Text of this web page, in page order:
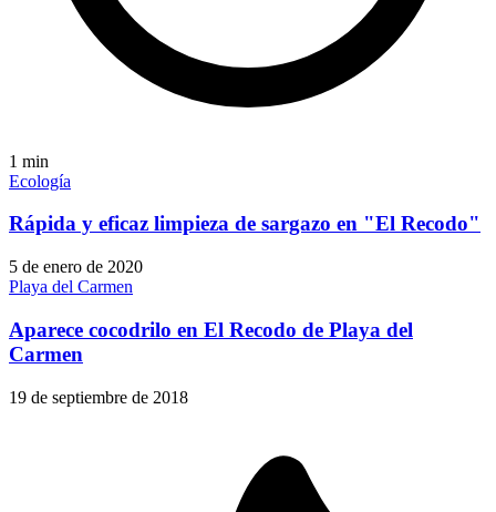
1 min
Ecología
Rápida y eficaz limpieza de sargazo en "El Recodo"
5 de enero de 2020
Playa del Carmen
Aparece cocodrilo en El Recodo de Playa del
Carmen
19 de septiembre de 2018